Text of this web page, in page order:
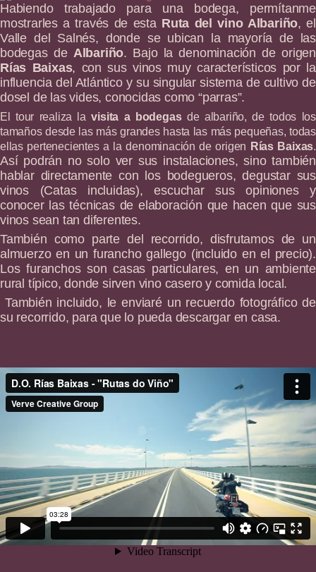
Habiendo trabajado para una bodega, permítanme
mostrarles a través de esta Ruta del vino Albariño, el
Valle del Salnés, donde se ubican la mayoría de las
bodegas de Albariño. Bajo la denominación de origen
Rías Baixas, con sus vinos muy característicos por la
influencia del Atlántico y su singular sistema de cultivo de
dosel de las vides, conocidas como “parras”.
El tour realiza lavisita a bodegasde albariño, de todos los
tamaños desde las más grandes hasta las más pequeñas, todas
ellas pertenecientes a la denominación de origen Rías Baixas.
Así podrán no solo ver sus instalaciones, sino también
hablar directamente con los bodegueros, degustar sus
vinos (Catas incluidas), escuchar sus opiniones y
conocer las técnicas de elaboración que hacen que sus
vinos sean tan diferentes.
También como parte del recorrido, disfrutamos de un
almuerzo en un furancho gallego (incluido en el precio).
Los furanchos son casas particulares, en un ambiente
rural típico, donde sirven vino casero y comida local.
También incluido, le enviaré un recuerdo fotográfico de
su recorrido, para que lo pueda descargar en casa.